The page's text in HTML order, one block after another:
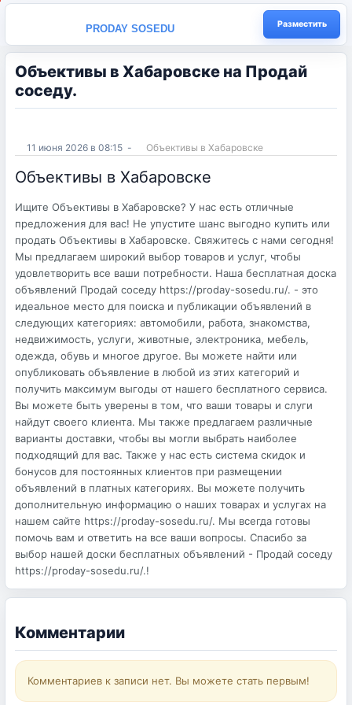
PRODAY SOSEDU Разместить
Объективы в Хабаровске на Продай
соседу.
11 июня 2026 в 08:15 - Объективы в Хабаровске
Объективы в Хабаровске
Ищите Объективы в Хабаровске? У нас есть отличные
предложения для вас! Не упустите шанс выгодно купить или
продать Объективы в Хабаровске. Свяжитесь с нами сегодня!
Мы предлагаем широкий выбор товаров и услуг, чтобы
удовлетворить все ваши потребности. Наша бесплатная доска
объявлений Продай соседу https://proday-sosedu.ru/. - это
идеальное место для поиска и публикации объявлений в
следующих категориях: автомобили, работа, знакомства,
недвижимость, услуги, животные, электроника, мебель,
одежда, обувь и многое другое. Вы можете найти или
опубликовать объявление в любой из этих категорий и
получить максимум выгоды от нашего бесплатного сервиса.
Вы можете быть уверены в том, что ваши товары и слуги
найдут своего клиента. Мы также предлагаем различные
варианты доставки, чтобы вы могли выбрать наиболее
подходящий для вас. Также у нас есть система скидок и
бонусов для постоянных клиентов при размещении
объявлений в платных категориях. Вы можете получить
дополнительную информацию о наших товарах и услугах на
нашем сайте https://proday-sosedu.ru/. Мы всегда готовы
помочь вам и ответить на все ваши вопросы. Спасибо за
выбор нашей доски бесплатных объявлений - Продай соседу
https://proday-sosedu.ru/.!
Комментарии
Комментариев к записи нет. Вы можете стать первым!